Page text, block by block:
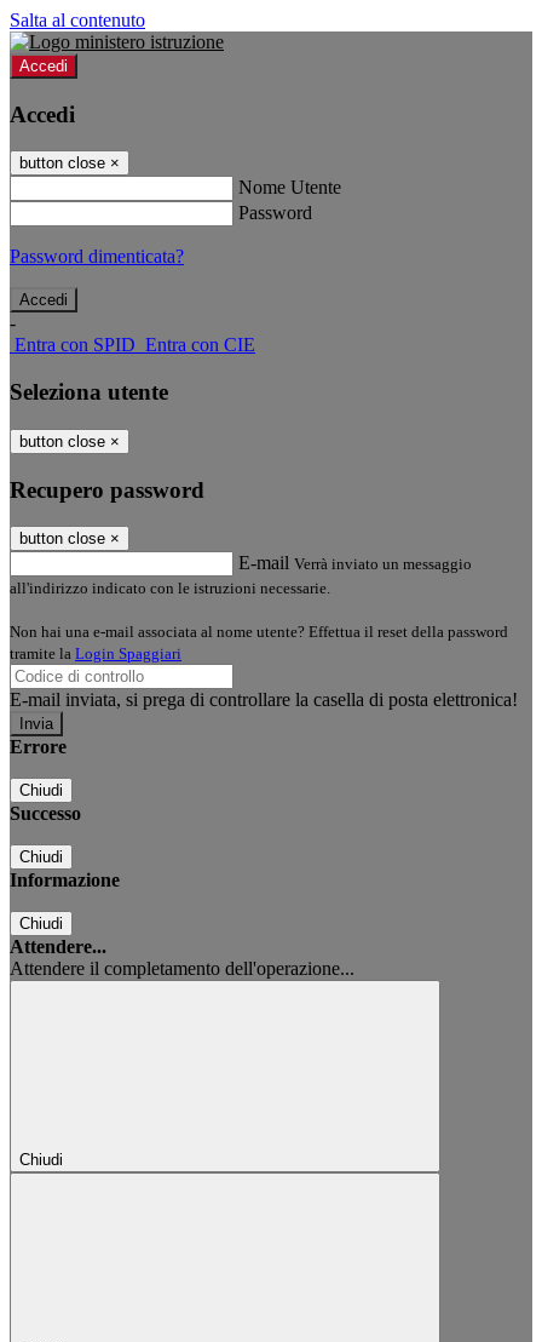
Salta al contenuto
Accedi
Accedi
button close ×
Nome Utente
Password
Password dimenticata?
-
Entra con SPID Entra con CIE
Seleziona utente
button close ×
Recupero password
button close ×
E-mail Verrà inviato un messaggio
all'indirizzo indicato con le istruzioni necessarie.
Non hai una e-mail associata al nome utente? Effettua il reset della password
tramite la Login Spaggiari
E-mail inviata, si prega di controllare la casella di posta elettronica!
Errore
Chiudi
Successo
Chiudi
Informazione
Chiudi
Attendere...
Attendere il completamento dell'operazione...
Chiudi